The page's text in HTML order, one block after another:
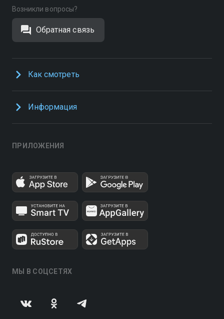
Возникли вопросы?
Обратная связь
Как смотреть
Информация
ПРИЛОЖЕНИЯ
МЫ В СОЦСЕТЯХ